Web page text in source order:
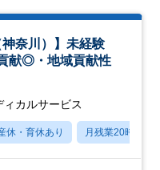
神奈川）】未経験
献◎・地域貢献性
カルサービス
休・育休あり 月残業20時間以